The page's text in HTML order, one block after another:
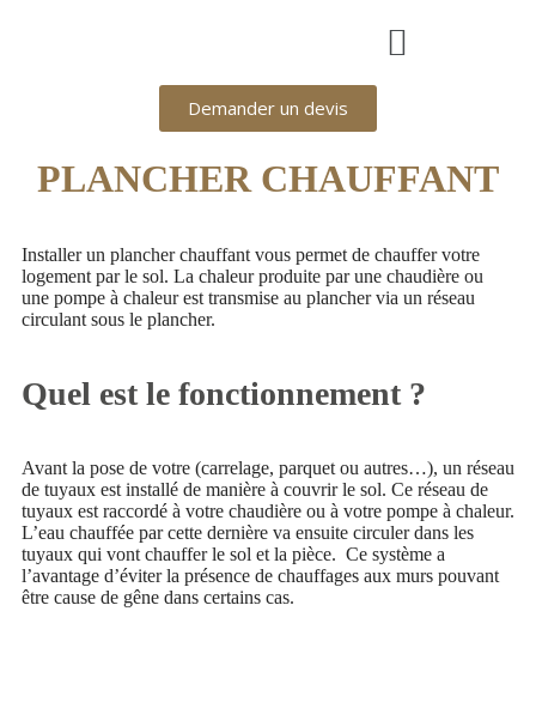
Demander un devis
PLANCHER CHAUFFANT
Installer un plancher chauffant vous permet de chauffer votre
logement par le sol. La chaleur produite par une chaudière ou
une pompe à chaleur est transmise au plancher via un réseau
circulant sous le plancher.
Quel est le fonctionnement ?
Avant la pose de votre (carrelage, parquet ou autres…), un réseau
de tuyaux est installé de manière à couvrir le sol. Ce réseau de
tuyaux est raccordé à votre chaudière ou à votre pompe à chaleur.
L’eau chauffée par cette dernière va ensuite circuler dans les
tuyaux qui vont chauffer le sol et la pièce. Ce système a
l’avantage d’éviter la présence de chauffages aux murs pouvant
être cause de gêne dans certains cas.